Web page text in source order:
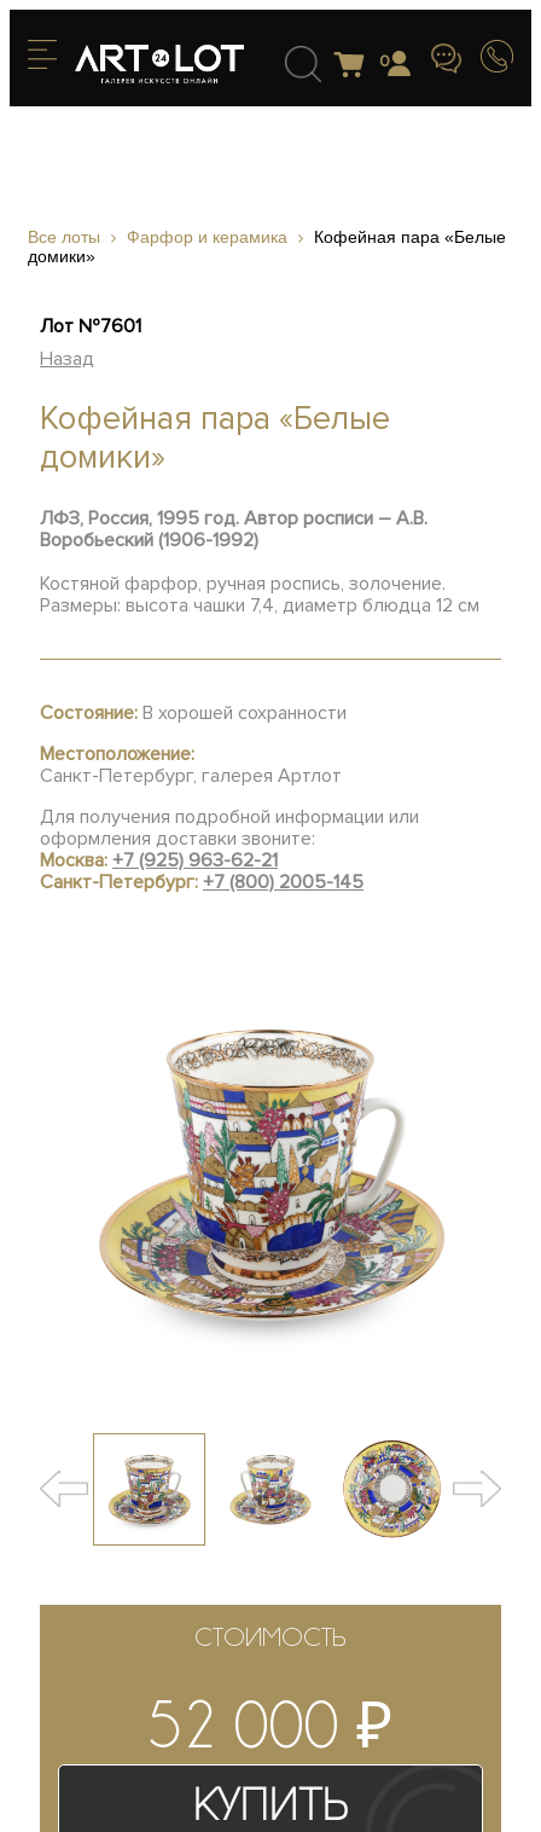
0
Все лоты Фарфор и керамика
Кофейная пара «Белые
домики»
Лот №7601
Назад
Кофейная пара «Белые
домики»
ЛФЗ, Россия, 1995 год.Автор росписи – А.В.
Воробьеский (1906-1992)
Костяной фарфор, ручная роспись, золочение.
Размеры: высота чашки 7,4, диаметр блюдца 12 см
Состояние: В хорошей сохранности
Местоположение:
Санкт-Петербург, галерея Артлот
Для получения подробной информации или
оформления доставки звоните:
Москва:+7 (925) 963-62-21
Санкт-Петербург:+7 (800) 2005-145
СТОИМОСТЬ
52 000₽
Купить